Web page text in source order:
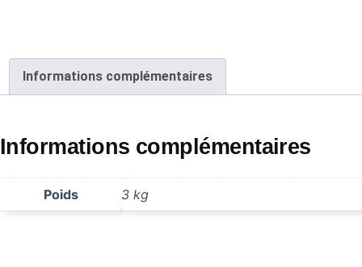
Informations complémentaires
Informations complémentaires
Poids 3 kg